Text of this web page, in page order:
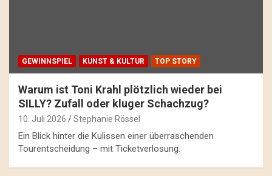
GEWINNSPIEL KUNST & KULTUR TOP STORY
Warum ist Toni Krahl plötzlich wieder bei
SILLY? Zufall oder kluger Schachzug?
10. Juli 2026 Stephanie Rössel
Ein Blick hinter die Kulissen einer überraschenden
Tourentscheidung – mit Ticketverlosung.